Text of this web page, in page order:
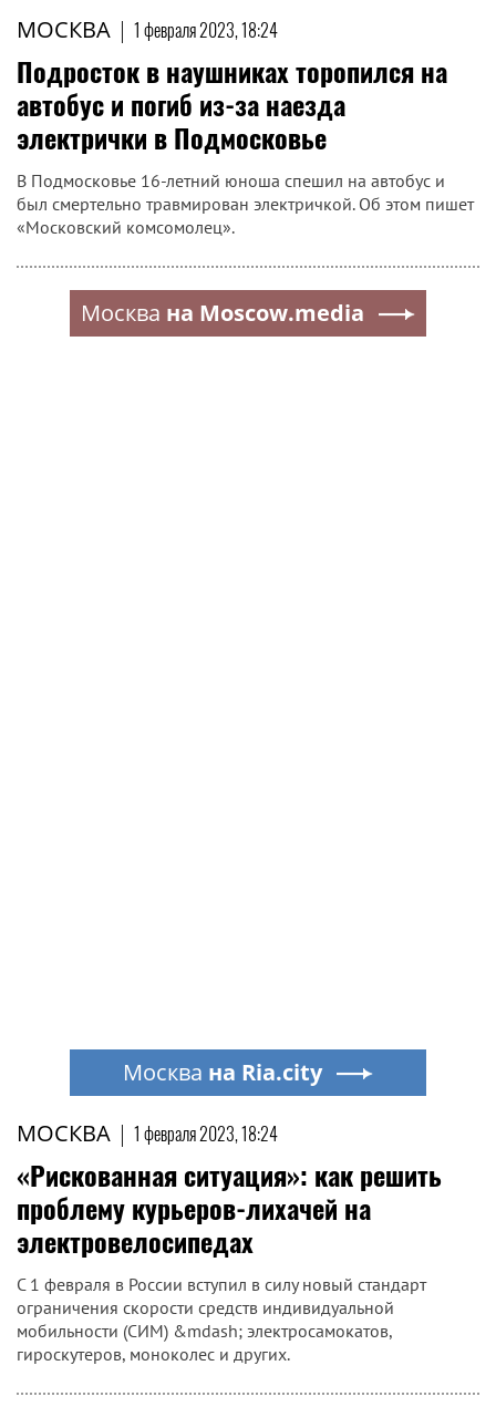
МОСКВА | 1 февраля 2023, 18:24
Подросток в наушниках торопился на
автобус и погиб из-за наезда
электрички в Подмосковье
В Подмосковье 16-летний юноша спешил на автобус и
был смертельно травмирован электричкой. Об этом пишет
«Московский комсомолец».
МОСКВА | 1 февраля 2023, 18:24
«Рискованная ситуация»: как решить
проблему курьеров-лихачей на
электровелосипедах
С 1 февраля в России вступил в силу новый стандарт
ограничения скорости средств индивидуальной
мобильности (СИМ) &mdash; электросамокатов,
гироскутеров, моноколес и других.
Москва на Moscow.media
Москва на Ria.city